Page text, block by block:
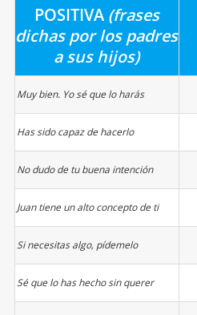
POSITIVA(frases
dichas por los padres
a sus hijos)
Muy bien. Yo sé que lo harás
Has sido capaz de hacerlo
No dudo de tu buena intención
Juan tiene un alto concepto de ti
Si necesitas algo, pídemelo
Sé que lo has hecho sin querer